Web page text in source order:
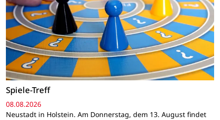
Spiele-Treff
08.08.2026
Neustadt in Holstein. Am Donnerstag, dem 13. August findet